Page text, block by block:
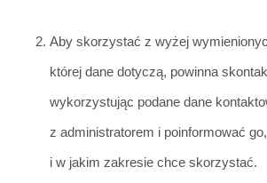
Aby skorzystać z wyżej
której dane dotyczą, powinna
wykorzystując podane dane kont
z administratorem i poinformować
i w jakim zakresie chce skorzystać.